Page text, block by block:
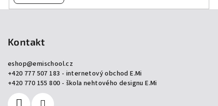
Kontakt
eshop@emischool.cz
+420 777 507 183 - internetový obchod E.Mi
+420 770 155 800 - škola nehtového designu E.Mi